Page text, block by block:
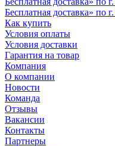
Бесплатная доставка» по
Как купить
Условия оплаты
Условия доставки
Гарантия на товар
Компания
О компании
Новости
Команда
Отзывы
Вакансии
Контакты
Партнеры